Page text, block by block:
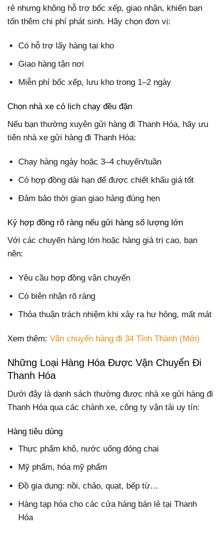
rẻ nhưng không hỗ trợ bốc xếp, giao nhận, khiến bạn
tốn thêm chi phí phát sinh. Hãy chọn đơn vị:
Có hỗ trợ lấy hàng tại kho
Giao hàng tận nơi
Miễn phí bốc xếp, lưu kho trong 1–2 ngày
Chọn nhà xe có lịch chạy đều đặn
Nếu bạn thường xuyên gửi hàng đi Thanh Hóa, hãy ưu
tiên nhà xe gửi hàng đi Thanh Hóa:
Chạy hàng ngày hoặc 3–4 chuyến/tuần
Có hợp đồng dài hạn để được chiết khấu giá tốt
Đảm bảo thời gian giao hàng đúng hẹn
Ký hợp đồng rõ ràng nếu gửi hàng số lượng lớn
Với các chuyến hàng lớn hoặc hàng giá trị cao, bạn
nên:
Yêu cầu hợp đồng vận chuyển
Có biên nhận rõ ràng
Thỏa thuận trách nhiệm khi xảy ra hư hỏng, mất mát
Xem thêm: Vận chuyển hàng đi 34 Tỉnh Thành (Mới)
Những Loại Hàng Hóa Được Vận Chuyển Đi
Thanh Hóa
Dưới đây là danh sách thường được nhà xe gửi hàng đi
Thanh Hóa qua các chành xe, công ty vận tải uy tín:
Hàng tiêu dùng
Thực phẩm khô, nước uống đóng chai
Mỹ phẩm, hóa mỹ phẩm
Đồ gia dụng: nồi, chảo, quạt, bếp từ…
Hàng tạp hóa cho các cửa hàng bán lẻ tại Thanh
Hóa